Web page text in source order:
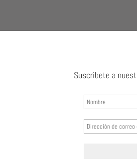
Suscríbete a